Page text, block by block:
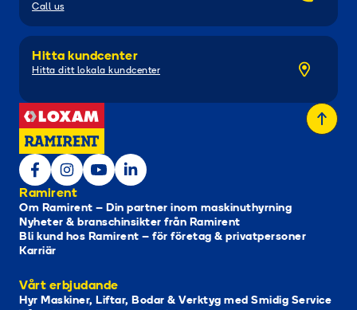
Call us
Hitta kundcenter
Hitta ditt lokala kundcenter
Ramirent
Om Ramirent – Din partner inom maskinuthyrning
Nyheter & branschinsikter från Ramirent
Bli kund hos Ramirent – för företag & privatpersoner
Karriär
Vårt erbjudande
Hyr Maskiner, Liftar, Bodar & Verktyg med Smidig Service